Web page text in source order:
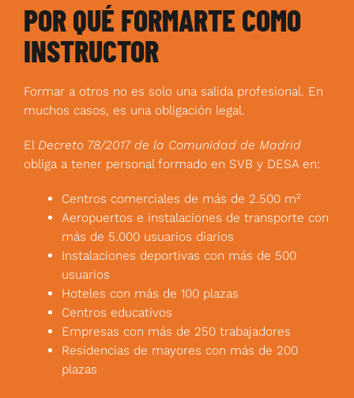
POR QUÉ FORMARTE COMO
INSTRUCTOR
Formar a otros no es solo una salida profesional. En
muchos casos, es una obligación legal.
El Decreto 78/2017 de la Comunidad de Madrid
obliga a tener personal formado en SVB y DESA en:
Centros comerciales de más de 2.500 m²
Aeropuertos e instalaciones de transporte con
más de 5.000 usuarios diarios
Instalaciones deportivas con más de 500
usuarios
Hoteles con más de 100 plazas
Centros educativos
Empresas con más de 250 trabajadores
Residencias de mayores con más de 200
plazas